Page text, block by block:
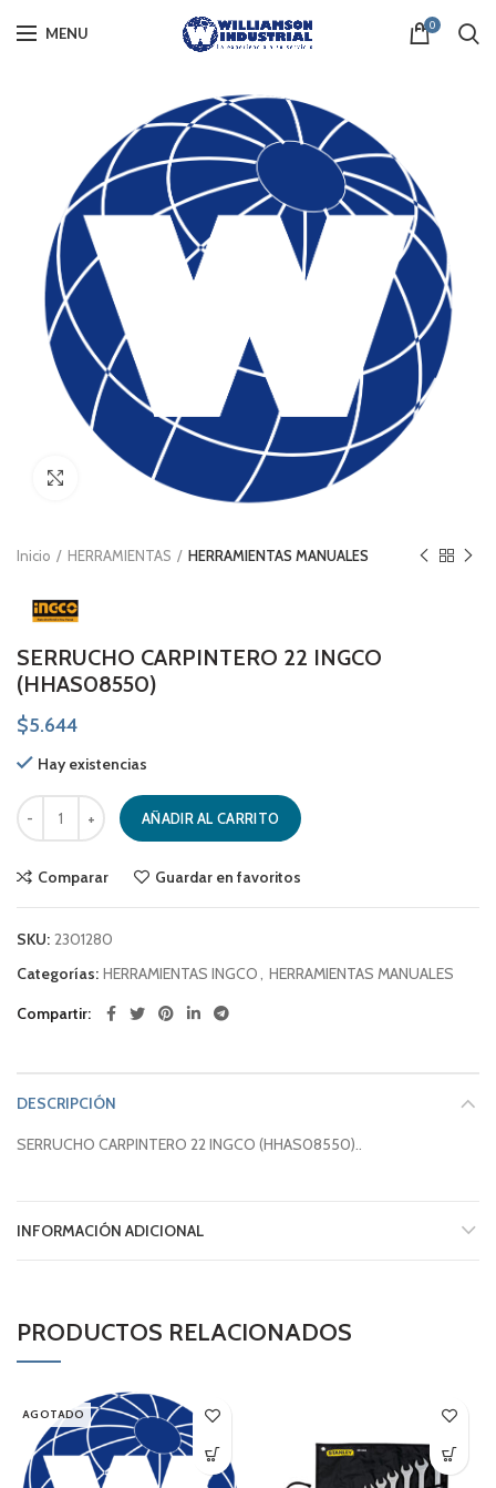
MENU 0
Click to enlarge
Inicio HERRAMIENTAS HERRAMIENTAS MANUALES
SERRUCHO CARPINTERO 22 INGCO
(HHAS08550)
$5.644
Hay existencias
SERRUCHO CARPINTERO 22 INGCO (HHAS08550) cantidad
AÑADIR AL CARRITO
Comparar Guardar en favoritos
SKU: 2301280
Categorías: HERRAMIENTAS INGCO, HERRAMIENTAS MANUALES
Compartir
DESCRIPCIÓN
SERRUCHO CARPINTERO 22 INGCO (HHAS08550)..
INFORMACIÓN ADICIONAL
PRODUCTOS RELACIONADOS
AGOTADO